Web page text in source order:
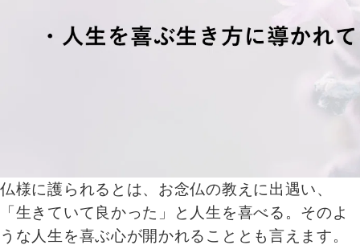
仏様に護られるとは、お念仏の教えに出遇い、
「生きていて良かった」と人生を喜べる。そのよ
うな人生を喜ぶ心が開かれることとも言えます。